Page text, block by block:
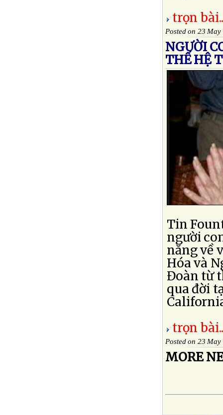
trọn
Posted on 23 May
NGƯỜI
THẾ HỆ
Tin
người
năng về
Hóa và
Đoàn từ
qua đời
trọn
Posted on 23 May
MORE